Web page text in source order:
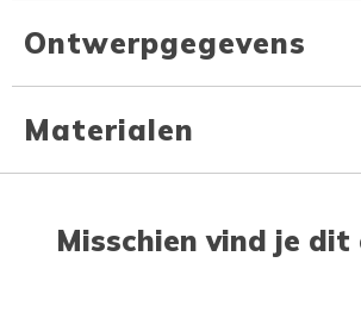
Ontwerpgegevens
Materialen
Misschien vind je dit